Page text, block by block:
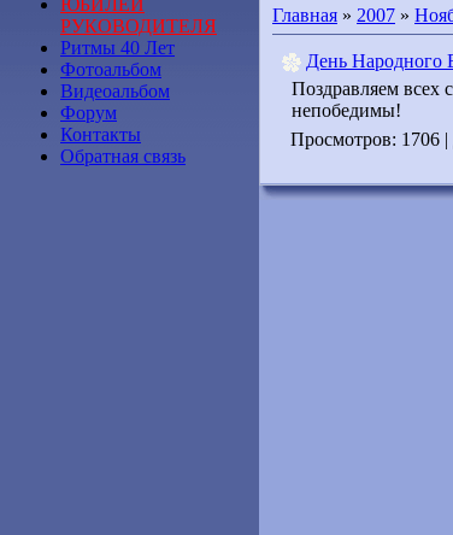
ЮБИЛЕЙ
РУКОВОДИТЕЛЯ
Ритмы 40 Лет
Фотоальбом
Видеоальбом
Форум
Контакты
Обратная связь
Главная » 2007 »
День Народного
Поздравляем
непобедимы!
Просмотров: 1706 |